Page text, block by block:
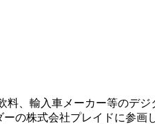
、輸入車メーカー等のデ
の株式会社プレイドに参画